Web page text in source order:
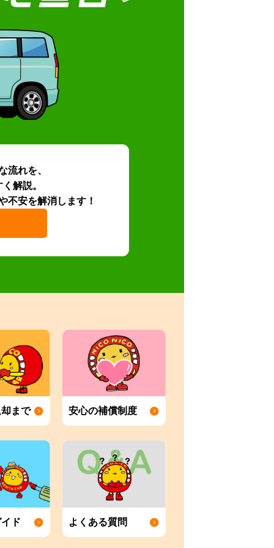
流れを、
解説。
不安を解消します！
まで 安心の補償制度
ド よくある質問